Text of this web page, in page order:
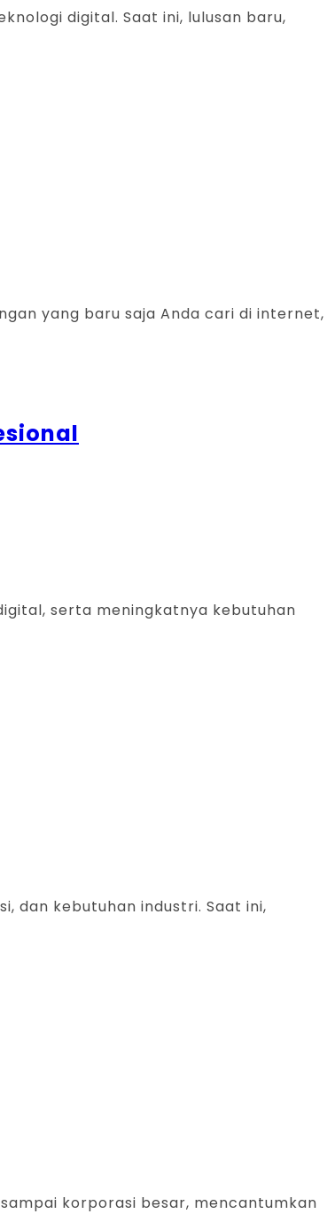
digital. Saat ini, lulusan baru,
yang baru saja Anda cari di internet,
serta meningkatnya kebutuhan
dan kebutuhan industri. Saat ini,
korporasi besar, mencantumkan